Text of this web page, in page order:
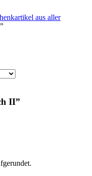
aus aller
II”